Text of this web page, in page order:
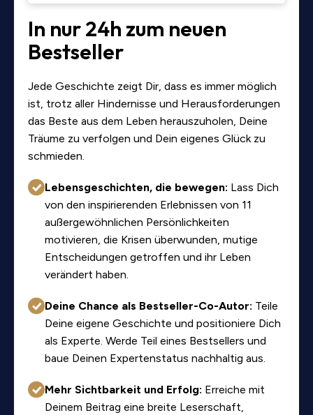
In nur 24h zum neuen
Bestseller
Jede Geschichte zeigt Dir, dass es immer möglich
ist, trotz aller Hindernisse und Herausforderungen
das Beste aus dem Leben herauszuholen, Deine
Träume zu verfolgen und Dein eigenes Glück zu
schmieden.
Lebensgeschichten, die bewegen: Lass Dich
von den inspirierenden Erlebnissen von 11
außergewöhnlichen Persönlichkeiten
motivieren, die Krisen überwunden, mutige
Entscheidungen getroffen und ihr Leben
verändert haben.
Deine Chance als Bestseller-Co-Autor: Teile
Deine eigene Geschichte und positioniere Dich
als Experte. Werde Teil eines Bestsellers und
baue Deinen Expertenstatus nachhaltig aus.
Mehr Sichtbarkeit und Erfolg: Erreiche mit
Deinem Beitrag eine breite Leserschaft,